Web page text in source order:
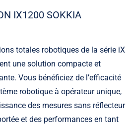
IX1200 SOKKIA
totales robotiques de la série iX
une solution compacte et
Vous bénéficiez de l’efficacité
robotique à opérateur unique,
des mesures sans réflecteur
et des performances en tant